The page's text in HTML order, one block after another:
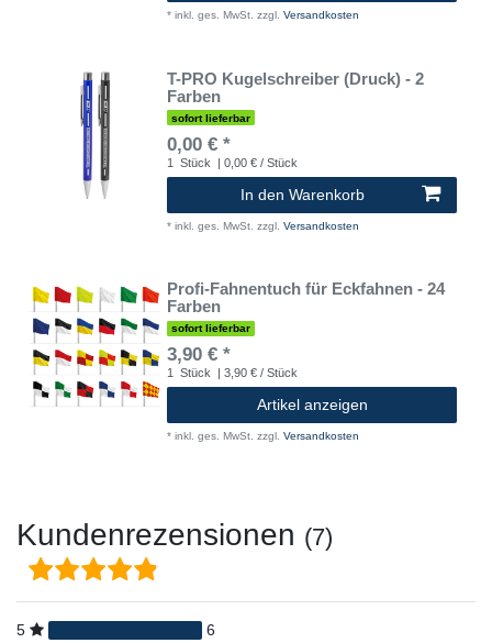
* inkl. ges. MwSt. zzgl. Versandkosten
T-PRO Kugelschreiber (Druck) - 2
Farben
sofort lieferbar
0,00 € *
1 Stück | 0,00 € / Stück
In den Warenkorb
* inkl. ges. MwSt. zzgl. Versandkosten
Profi-Fahnentuch für Eckfahnen - 24
Farben
sofort lieferbar
3,90 € *
1 Stück | 3,90 € / Stück
Artikel anzeigen
* inkl. ges. MwSt. zzgl. Versandkosten
Kundenrezensionen (7)
5
6